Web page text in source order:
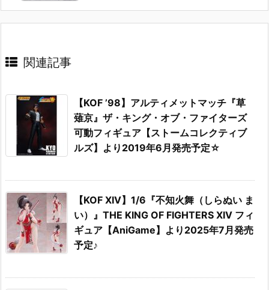
関連記事
【KOF ’98】アルティメットマッチ『草
薙京』ザ・キング・オブ・ファイターズ
可動フィギュア【ストームコレクティブ
ルズ】より2019年6月発売予定☆
【KOF XIV】1/6『不知火舞（しらぬい ま
い）』THE KING OF FIGHTERS XIV フィ
ギュア【AniGame】より2025年7月発売
予定♪